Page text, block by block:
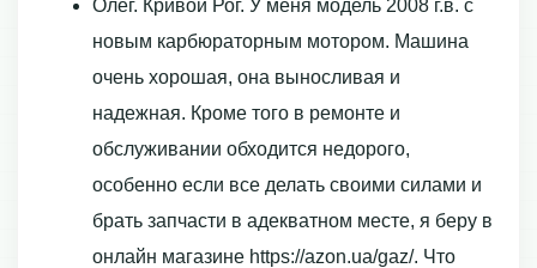
Олег. Кривой Рог. У меня модель 2008 г.в. с
новым карбюраторным мотором. Машина
очень хорошая, она выносливая и
надежная. Кроме того в ремонте и
обслуживании обходится недорого,
особенно если все делать своими силами и
брать запчасти в адекватном месте, я беру в
онлайн магазине https://azon.ua/gaz/. Что